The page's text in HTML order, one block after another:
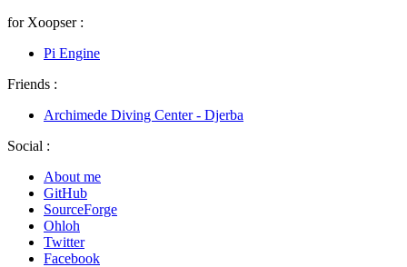
for Xoopser :
Pi Engine
Friends :
Archimede Diving Center - Djerba
Social :
About me
GitHub
SourceForge
Ohloh
Twitter
Facebook